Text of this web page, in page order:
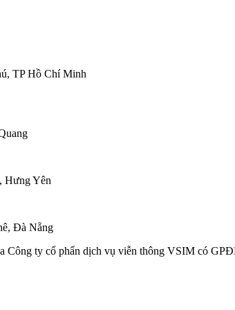
TP Hồ Chí Minh
Hưng Yên
Đà Nẵng
Công ty cổ phẩn dịch vụ viễn thông VSIM có